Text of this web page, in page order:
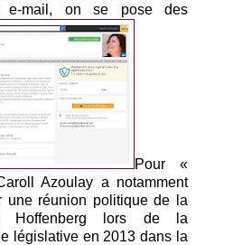
e-mail, on se pose des
Pour «
Azoulay a notamment
une réunion politique de la
Hoffenberg lors de la
législative en 2013 dans la